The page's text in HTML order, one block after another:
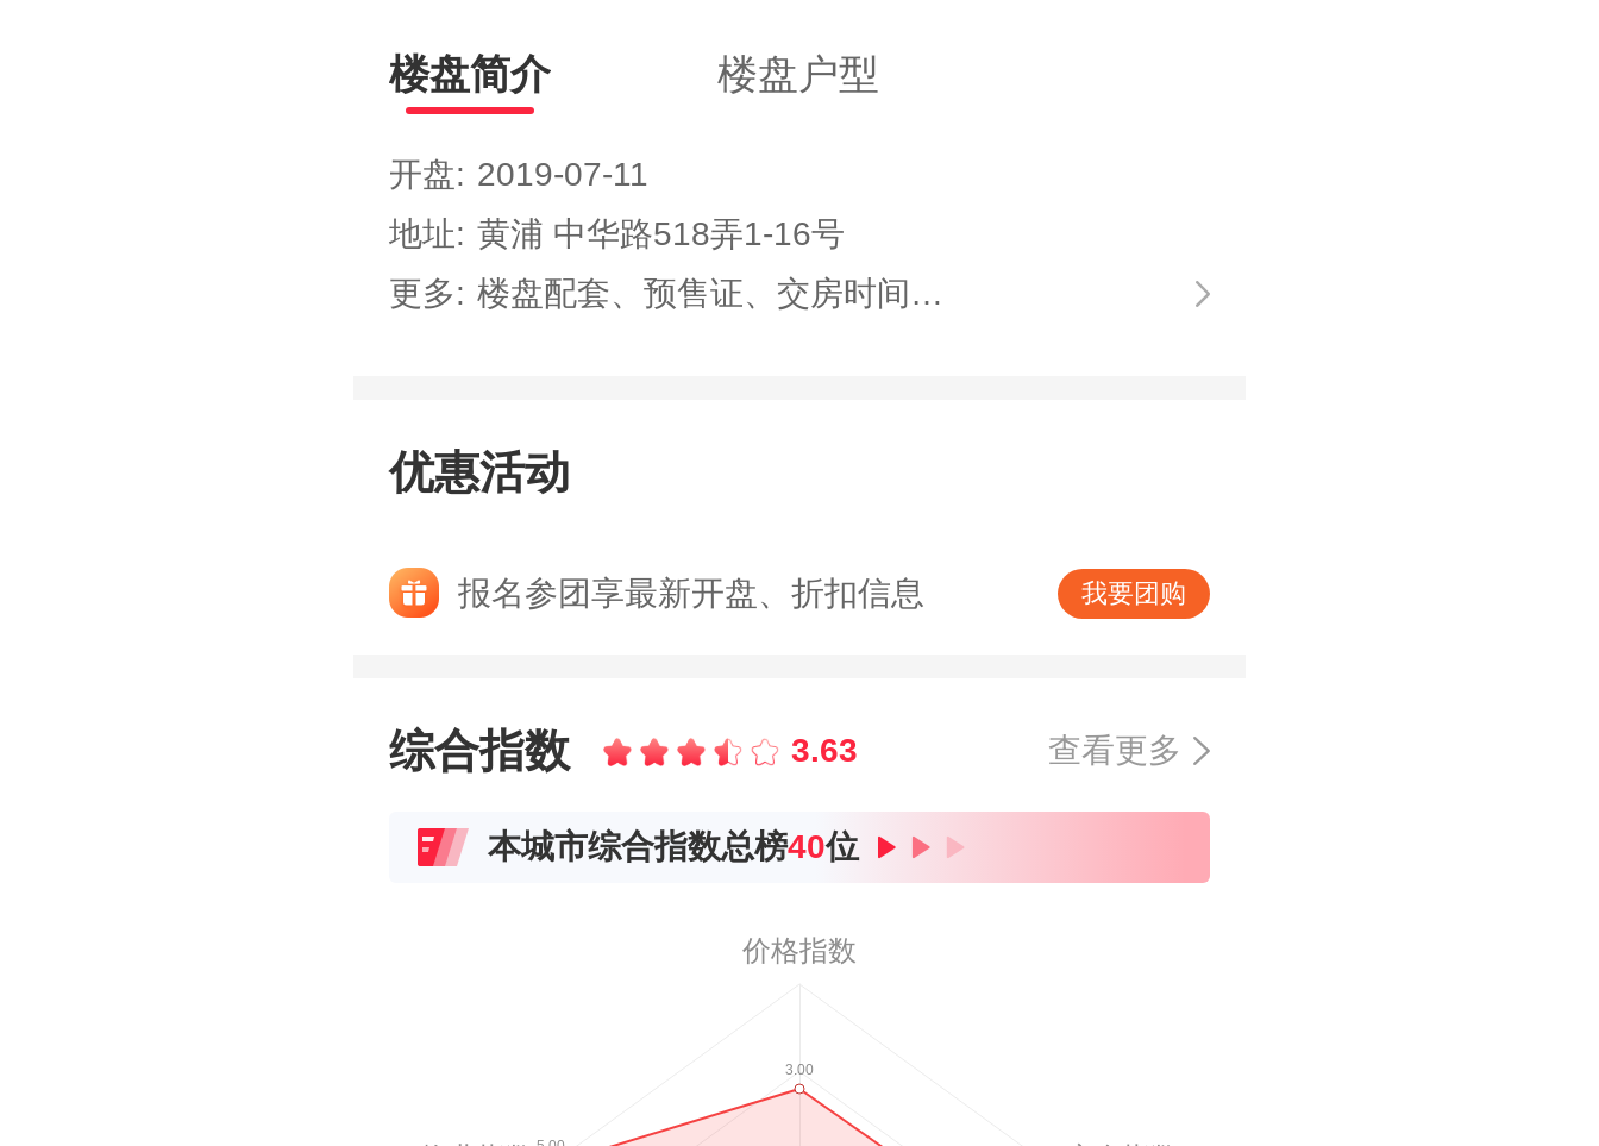
楼盘简介 楼盘户型
开盘: 2019-07-11
地址: 黄浦 中华路518弄1-16号
更多: 楼盘配套、预售证、交房时间…
优惠活动
报名参团享最新开盘、折扣信息 我要团购
综合指数 3.63 查看更多
本城市综合指数总榜40位